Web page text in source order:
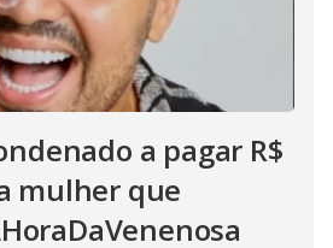
a pagar R$
mulher que